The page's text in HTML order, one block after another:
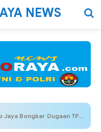
NEWS
Seksual terhadap 8 Anak di Bekasi, Pelaku Raup Ratusan Juta Rupiah Setiap Bulan